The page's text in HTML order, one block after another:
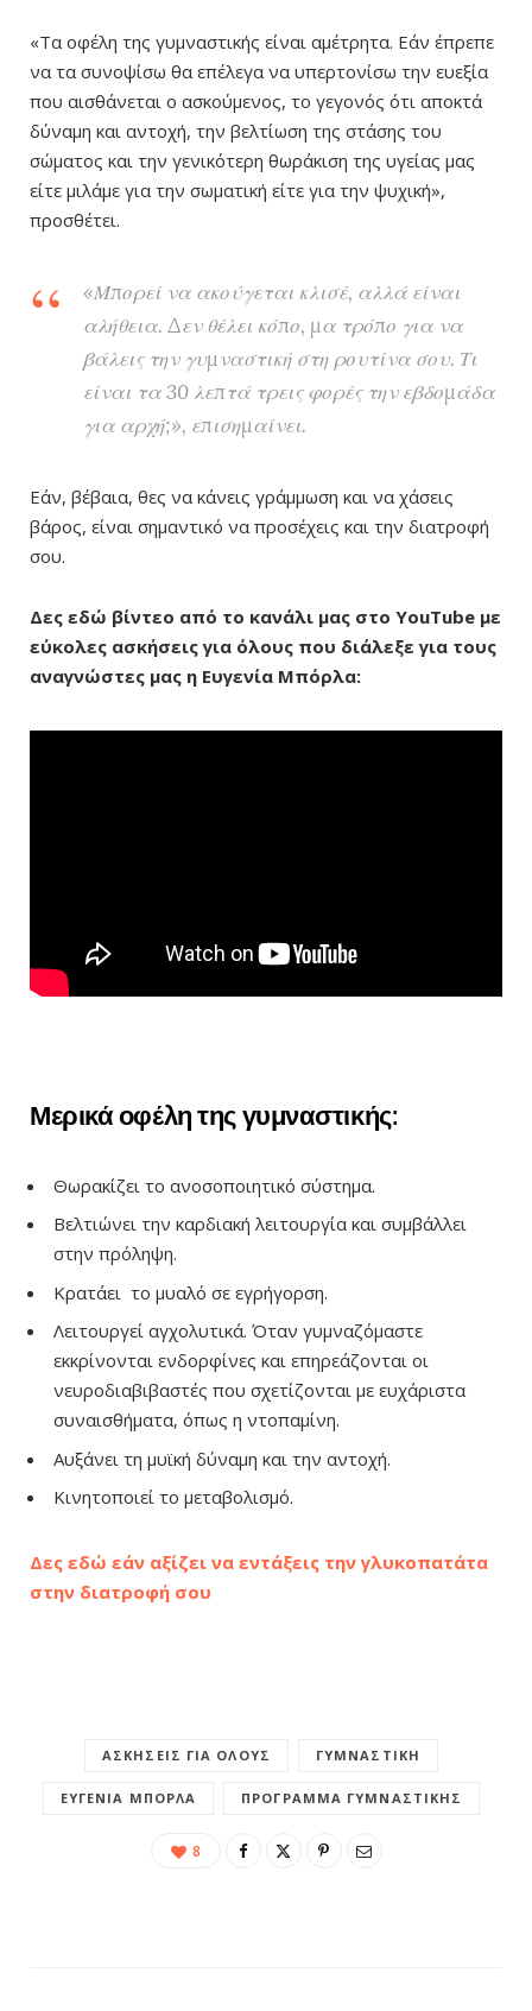
«Τα οφέλη της γυμναστικής είναι αμέτρητα. Εάν έπρεπε
να τα συνοψίσω θα επέλεγα να υπερτονίσω την ευεξία
που αισθάνεται ο ασκούμενος, το γεγονός ότι αποκτά
δύναμη και αντοχή, την βελτίωση της στάσης του
σώματος και την γενικότερη θωράκιση της υγείας μας
είτε μιλάμε για την σωματική είτε για την ψυχική»,
προσθέτει.
«Μπορεί να ακούγεται κλισέ, αλλά είναι
αλήθεια. Δεν θέλει κόπο, μα τρόπο για να
βάλεις την γυμναστική στη ρουτίνα σου. Τι
είναι τα 30 λεπτά τρεις φορές την εβδομάδα
για αρχή;», επισημαίνει.
Εάν, βέβαια, θες να κάνεις γράμμωση και να χάσεις
βάρος, είναι σημαντικό να προσέχεις και την διατροφή
σου.
Δες εδώ βίντεο από το κανάλι μας στο YouTube με
εύκολες ασκήσεις για όλους που διάλεξε για τους
αναγνώστες μας η Ευγενία Μπόρλα:
Μερικά οφέλη της γυμναστικής:
Θωρακίζει το ανοσοποιητικό σύστημα.
Βελτιώνει την καρδιακή λειτουργία και συμβάλλει
στην πρόληψη.
Κρατάει το μυαλό σε εγρήγορση.
Λειτουργεί αγχολυτικά. Όταν γυμναζόμαστε
εκκρίνονται ενδορφίνες και επηρεάζονται οι
νευροδιαβιβαστές που σχετίζονται με ευχάριστα
συναισθήματα, όπως η ντοπαμίνη.
Αυξάνει τη μυϊκή δύναμη και την αντοχή.
Κινητοποιεί το μεταβολισμό.
Δες εδώ εάν αξίζει να εντάξεις την γλυκοπατάτα
στην διατροφή σου
ΑΣΚΉΣΕΙΣ ΓΙΑ ΌΛΟΥΣ ΓΥΜΝΑΣΤΙΚΉ
ΕΥΓΕΝΊΑ ΜΠΌΡΛΑ ΠΡΌΓΡΑΜΜΑ ΓΥΜΝΑΣΤΙΚΉΣ
8